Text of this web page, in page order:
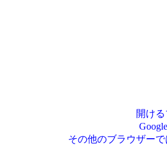
開け
その他のブラウザー